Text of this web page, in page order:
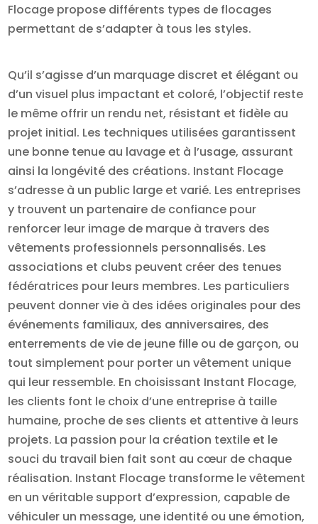
Flocage propose différents types de flocages
permettant de s’adapter à tous les styles.
Qu’il s’agisse d’un marquage discret et élégant ou
d’un visuel plus impactant et coloré, l’objectif reste
le même offrir un rendu net, résistant et fidèle au
projet initial. Les techniques utilisées garantissent
une bonne tenue au lavage et à l’usage, assurant
ainsi la longévité des créations. Instant Flocage
s’adresse à un public large et varié. Les entreprises
y trouvent un partenaire de confiance pour
renforcer leur image de marque à travers des
vêtements professionnels personnalisés. Les
associations et clubs peuvent créer des tenues
fédératrices pour leurs membres. Les particuliers
peuvent donner vie à des idées originales pour des
événements familiaux, des anniversaires, des
enterrements de vie de jeune fille ou de garçon, ou
tout simplement pour porter un vêtement unique
qui leur ressemble. En choisissant Instant Flocage,
les clients font le choix d’une entreprise à taille
humaine, proche de ses clients et attentive à leurs
projets. La passion pour la création textile et le
souci du travail bien fait sont au cœur de chaque
réalisation. Instant Flocage transforme le vêtement
en un véritable support d’expression, capable de
véhiculer un message, une identité ou une émotion,